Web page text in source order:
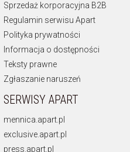
Sprzedaż korporacyjna B2B
Regulamin serwisu Apart
Polityka prywatności
Informacja o dostępności
Teksty prawne
Zgłaszanie naruszeń
SERWISY APART
mennica.apart.pl
exclusive.apart.pl
press.apart.pl